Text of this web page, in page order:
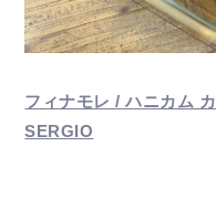
フィナモレ / ハニカム
SERGIO